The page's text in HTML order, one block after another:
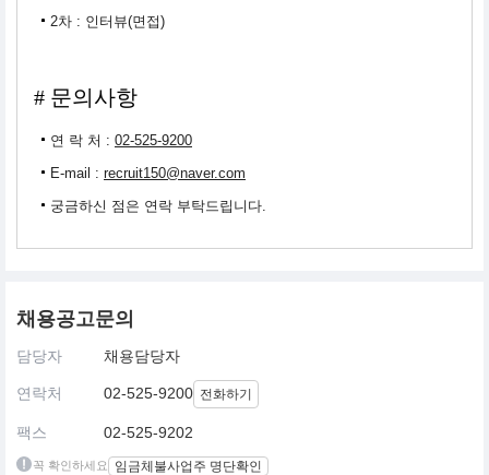
2차 : 인터뷰(면접)
# 문의사항
연 락 처 : 02-525-9200
E-mail : recruit150@naver.com
궁금하신 점은 연락 부탁드립니다.
채용공고문의
담당자 채용담당자
연락처 02-525-9200 전화하기
팩스 02-525-9202
꼭 확인하세요 임금체불사업주 명단확인